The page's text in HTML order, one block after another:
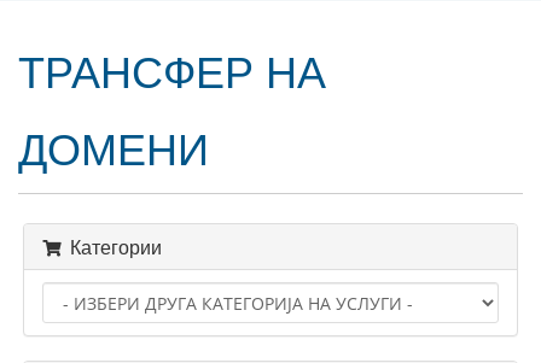
ТРАНСФЕР НА
ДОМЕНИ
Категории